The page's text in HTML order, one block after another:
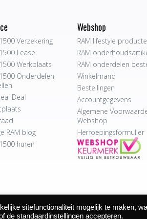
Verzekering
Lease
Werkplaats
Onderdelen
Deal
RAM blog
huren
Webshop
RAM lifestyle
RAM
RAM onderdelen
Winkelmand
Bestellingen
Accountgegevens
Algemene
Webshop
Herroepingsformulier
Autocentrum Bijvelds BV. De Beeke 4,
sitefunctionaliteit mogelijk te maken,
de standaardinstellingen accepteren.